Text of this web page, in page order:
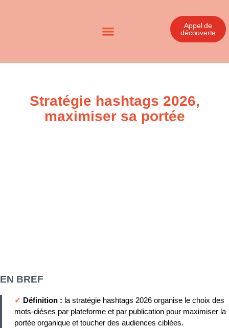
Appel de
découverte
Stratégie hashtags 2026,
maximiser sa portée
EN BREF
✓ Définition : la stratégie hashtags 2026 organise le choix des
mots-dièses par plateforme et par publication pour maximiser la
portée organique et toucher des audiences ciblées.